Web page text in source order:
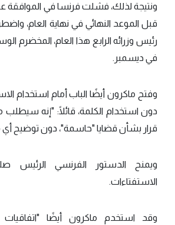
قبل الموعد النهائي في نهاية العام،
رئيس وزرائه الرابع هذا العام، المخضرم
في ديسمبر.
وفتح ماكرون أيضًا الباب أمام استخدام
دون استخدام الكلمة، قائلًا: "إنه سيطلب
قرار بشأن قضايا "حاسمة"، دون توضيح أي
ويمنح الدستور الفرنسي الرئيس
الاستفتاءات.
وقد استخدم ماكرون أيضًا "اتفاقيات